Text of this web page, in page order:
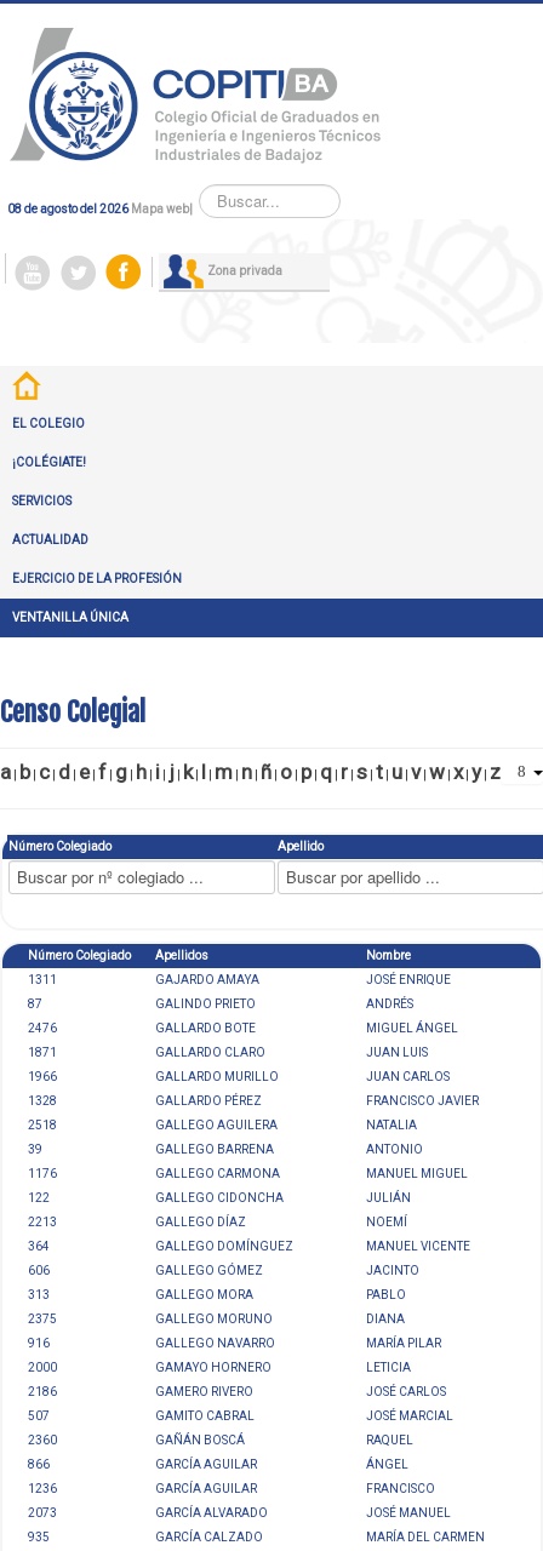
08 de agosto del 2026 Mapa web|
Buscar...
Zona privada
EL COLEGIO
¡COLÉGIATE!
SERVICIOS
ACTUALIDAD
EJERCICIO DE LA PROFESIÓN
VENTANILLA ÚNICA
Censo Colegial
a b| c d e| f g h i j k| l m n ñ o p| q r s t u v w x y z
Número Colegiado Apellido
Número Colegiado Apellidos
Nombre
1311
GAJARDO AMAYA
JOSÉ ENRIQUE
87
GALINDO PRIETO
ANDRÉS
2476
GALLARDO BOTE
MIGUEL ÁNGEL
1871
GALLARDO CLARO
JUAN LUIS
1966
GALLARDO MURILLO
JUAN CARLOS
1328
GALLARDO PÉREZ
FRANCISCO JAVIER
2518
GALLEGO AGUILERA
NATALIA
39
GALLEGO BARRENA
ANTONIO
1176
GALLEGO CARMONA
MANUEL MIGUEL
122
GALLEGO CIDONCHA
JULIÁN
2213
GALLEGO DÍAZ
NOEMÍ
364
GALLEGO DOMÍNGUEZ
MANUEL VICENTE
606
GALLEGO GÓMEZ
JACINTO
313
GALLEGO MORA
PABLO
2375
GALLEGO MORUNO
DIANA
916
GALLEGO NAVARRO
MARÍA PILAR
2000
GAMAYO HORNERO
LETICIA
2186
GAMERO RIVERO
JOSÉ CARLOS
507
GAMITO CABRAL
JOSÉ MARCIAL
2360
GAÑÁN BOSCÁ
RAQUEL
866
GARCÍA AGUILAR
ÁNGEL
1236
GARCÍA AGUILAR
FRANCISCO
2073
GARCÍA ALVARADO
JOSÉ MANUEL
935
GARCÍA CALZADO
MARÍA DEL CARMEN